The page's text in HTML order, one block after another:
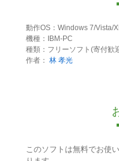
動作OS：Windows 7/Vista/
機種：IBM-PC
種類：フリーソフト(寄付歓
作者： 林 孝光
このソフトは無料でお使